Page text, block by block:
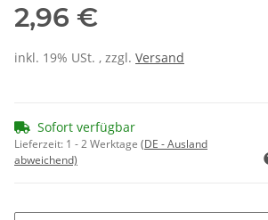
2,96 €
inkl. 19% USt. , zzgl. Versand
Sofort verfügbar
Lieferzeit: 1 - 2 Werktage (DE - Ausland
abweichend)